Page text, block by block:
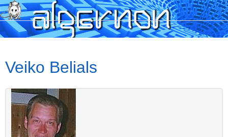
Skip
to
main
content
Veiko Belials